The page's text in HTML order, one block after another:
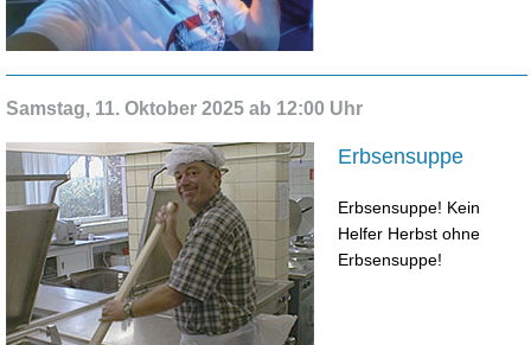
Samstag, 11. Oktober 2025 ab 12:00 Uhr
Erbsensuppe
Erbsensuppe! Kein
Helfer Herbst ohne
Erbsensuppe!